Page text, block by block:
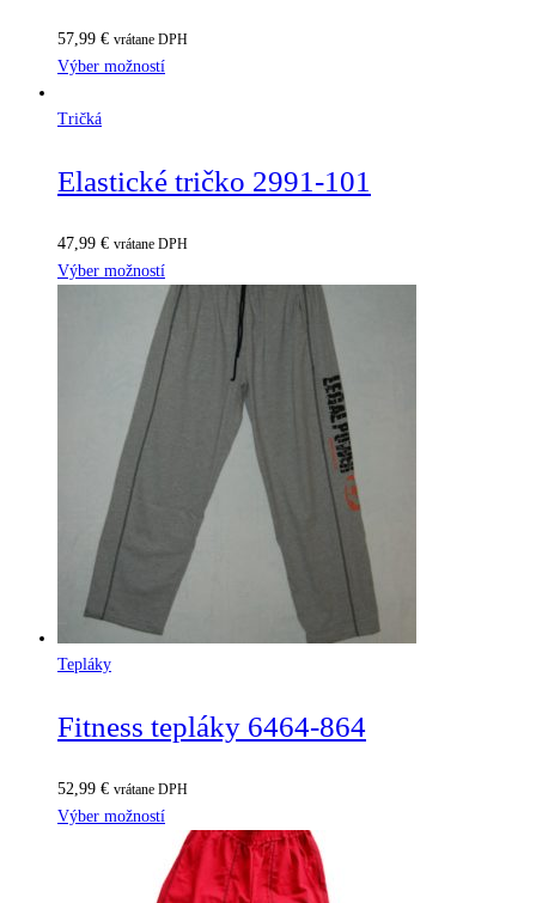
57,99 € vrátane DPH
Výber možností
Tričká
Elastické tričko 2991-101
47,99 € vrátane DPH
Výber možností
Tepláky
Fitness tepláky 6464-864
52,99 € vrátane DPH
Výber možností